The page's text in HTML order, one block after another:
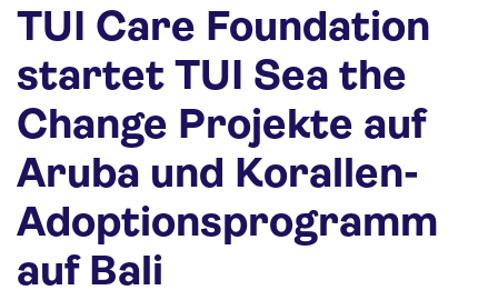
TUI Das Reisebüro
Personalia
Media
Über uns
Kontakt
TUI Care Foundation
startet TUI Sea the
Change Projekte auf
Aruba und Korallen-
Adoptionsprogramm
auf Bali